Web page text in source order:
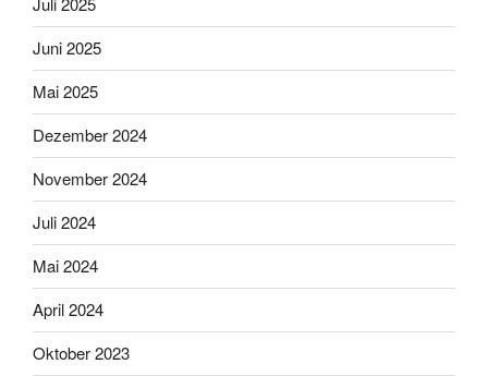
Juni 2025
Mai 2025
Dezember 2024
November 2024
Juli 2024
Mai 2024
April 2024
Oktober 2023